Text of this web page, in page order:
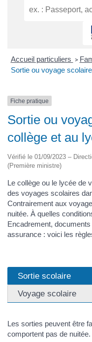
Accueil particuliers >
Sortie ou voyage
Fiche pratique
Sortie ou
collège et au
Vérifié le 01/09/2023 –
(Première ministre)
Le collège ou le lycée de
des voyages scolaires
Contrairement aux
nuitée. À quelles
Encadrement,
assurance : voici les
Sortie scolaire
Voyage scolaire
Les sorties peuvent être
comportent pas de nuitée.